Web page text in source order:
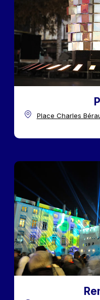
Place Charles